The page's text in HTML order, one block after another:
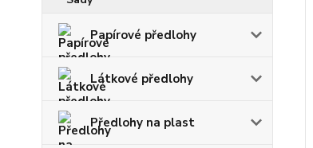
Papírové předlohy
Látkové předlohy
Předlohy na plast